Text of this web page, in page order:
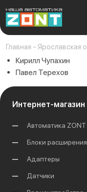
Главная - Ярославская
Кирилл Чупахин
Павел Терехов
Интернет-магазин
Автоматика ZONT
Блоки расширения
Адаптеры
Датчики